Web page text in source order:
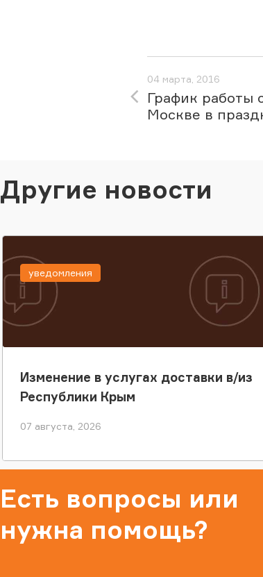
04 марта, 2016
График работы
Москве в
Другие новости
Изменение в услугах доставки в/из
Республики Крым
07 августа, 2026
уведомления
Есть вопросы или
нужна помощь?